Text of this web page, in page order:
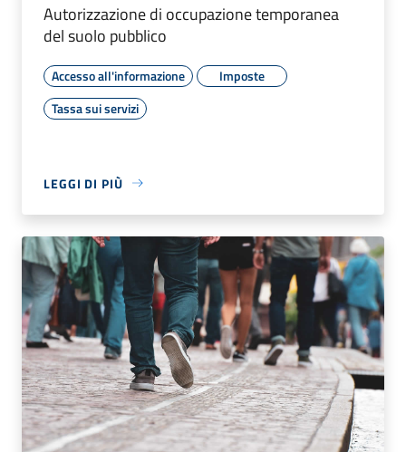
Autorizzazione di occupazione temporanea
del suolo pubblico
Accesso all'informazione
Imposte
Tassa sui servizi
LEGGI DI PIÙ